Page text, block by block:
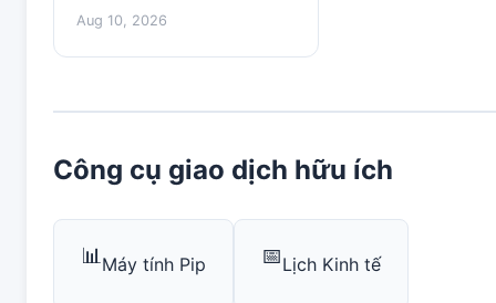
Aug 10, 2026
Công cụ giao dịch hữu ích
📊Máy tính Pip 📅Lịch Kinh tế